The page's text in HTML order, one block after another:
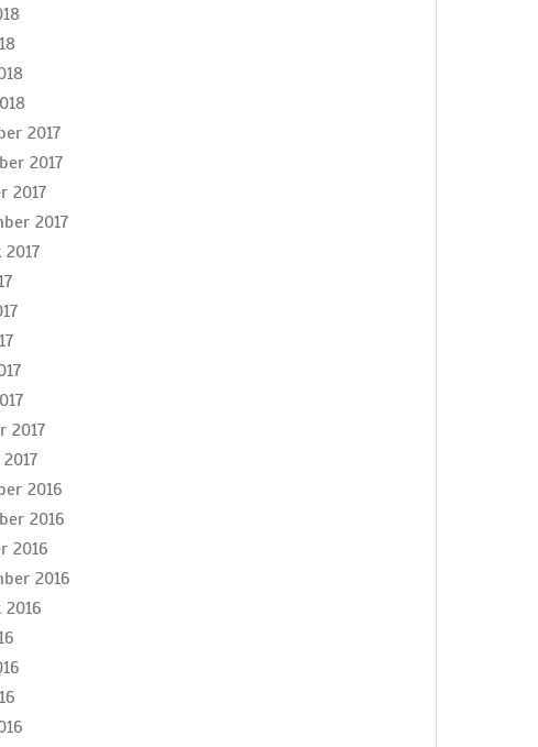
2017
2017
2017
2017
2017
2016
2016
2016
2016